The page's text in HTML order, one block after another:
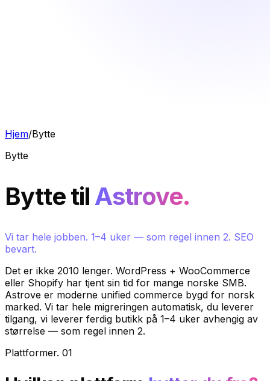
Hjem/Bytte
Bytte
Bytte til Astrove.
Vi tar hele jobben. 1–4 uker — som regel innen 2. SEO
bevart.
Det er ikke 2010 lenger. WordPress + WooCommerce
eller Shopify har tjent sin tid for mange norske SMB.
Astrove er moderne unified commerce bygd for norsk
marked. Vi tar hele migreringen automatisk, du leverer
tilgang, vi leverer ferdig butikk på 1–4 uker avhengig av
størrelse — som regel innen 2.
Plattformer. 01